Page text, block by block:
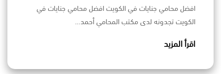
افضل محامي جنايات في الكويت افضل محامي جنايات في
الكويت تجدونه لدى مكتب المحامي أحمد…
اقرأ المزيد